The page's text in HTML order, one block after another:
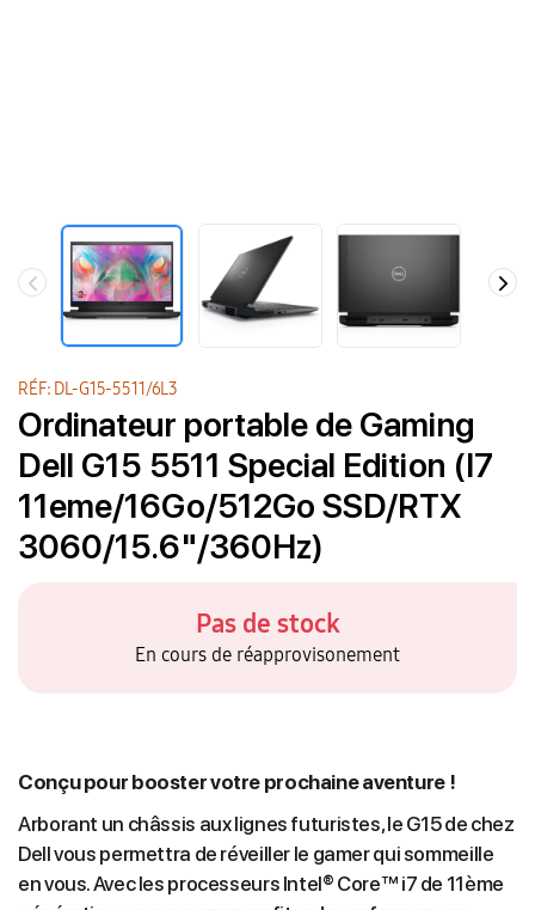
RÉF: DL-G15-5511/6L3
Ordinateur portable de Gaming
Dell G15 5511 Special Edition (I7
11eme/16Go/512Go SSD/RTX
3060/15.6"/360Hz)
Pas de stock
En cours de réapprovisonement
Conçu pour booster votre prochaine aventure !
Arborant un châssis aux lignes futuristes, le G15 de chez
Dell vous permettra de réveiller le gamer qui sommeille
en vous. Avec les processeurs Intel® Core™ i7 de 11ème